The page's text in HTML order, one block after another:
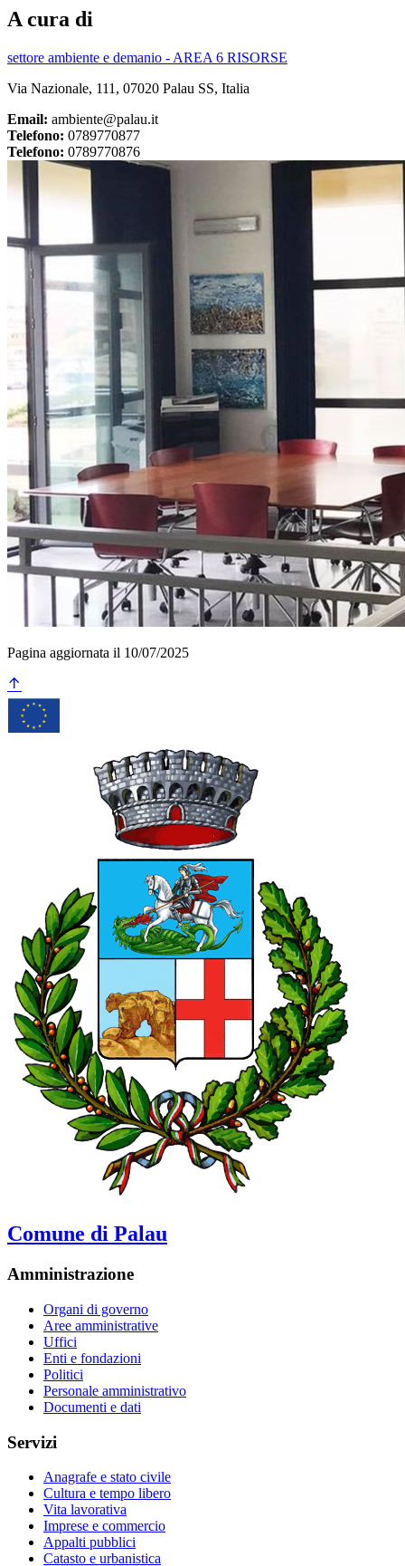
A cura di
settore ambiente e demanio - AREA 6 RISORSE
Via Nazionale, 111, 07020 Palau SS, Italia
Email: ambiente@palau.it
Telefono: 0789770877
Telefono: 0789770876
Pagina aggiornata il 10/07/2025
Comune di Palau
Amministrazione
Organi di governo
Aree amministrative
Uffici
Enti e fondazioni
Politici
Personale amministrativo
Documenti e dati
Servizi
Anagrafe e stato civile
Cultura e tempo libero
Vita lavorativa
Imprese e commercio
Appalti pubblici
Catasto e urbanistica